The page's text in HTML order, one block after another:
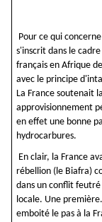
Pour ce qui
s'inscrit dans le
français en Afrique
avec le principe
La France soutenait
approvisionnement
en effet une bonne
hydrocarbures.
En clair, la France
rébellion (le Biafra)
dans un conflit
locale. Une
emboité le pas à la